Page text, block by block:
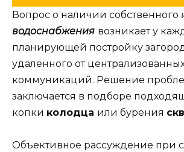
Вопрос о наличии собственного
водоснабжения возникает у
планирующей постройку
удаленного от
коммуникаций. Решение
заключается в подборе
копки колодца или бурения
Объективное рассуждение при